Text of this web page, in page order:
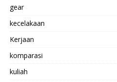
gear
kecelakaan
Kerjaan
komparasi
kuliah